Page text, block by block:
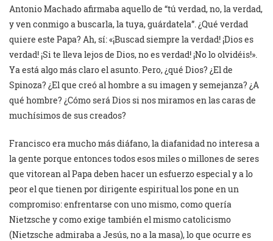
Antonio Machado afirmaba aquello de “tú verdad, no, la verdad,
y ven conmigo a buscarla, la tuya, guárdatela”. ¿Qué verdad
quiere este Papa? Ah, sí: «¡Buscad siempre la verdad! ¡Dios es
verdad! ¡Si te lleva lejos de Dios, no es verdad! ¡No lo olvidéis!».
Ya está algo más claro el asunto. Pero, ¿qué Dios? ¿El de
Spinoza? ¿El que creó al hombre a su imagen y semejanza? ¿A
qué hombre? ¿Cómo será Dios si nos miramos en las caras de
muchísimos de sus creados?
Francisco era mucho más diáfano, la diafanidad no interesa a
la gente porque entonces todos esos miles o millones de seres
que vitorean al Papa deben hacer un esfuerzo especial y a lo
peor el que tienen por dirigente espiritual los pone en un
compromiso: enfrentarse con uno mismo, como quería
Nietzsche y como exige también el mismo catolicismo
(Nietzsche admiraba a Jesús, no a la masa), lo que ocurre es